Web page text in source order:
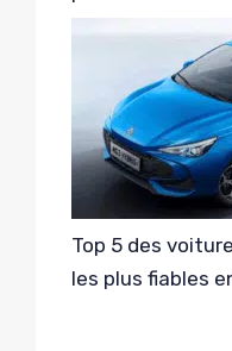
Top 5 des
les plus fiables